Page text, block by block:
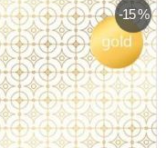
-15 %